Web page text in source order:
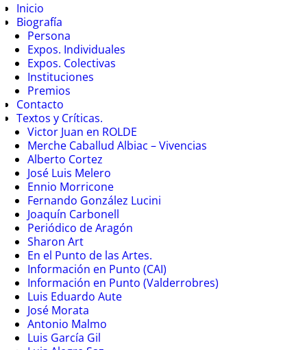
Inicio
Biografía
Persona
Expos. Individuales
Expos. Colectivas
Instituciones
Premios
Contacto
Textos y Críticas.
Victor Juan en ROLDE
Merche Caballud Albiac – Vivencias
Alberto Cortez
José Luis Melero
Ennio Morricone
Fernando González Lucini
Joaquín Carbonell
Periódico de Aragón
Sharon Art
En el Punto de las Artes.
Información en Punto (CAI)
Información en Punto (Valderrobres)
Luis Eduardo Aute
José Morata
Antonio Malmo
Luis García Gil